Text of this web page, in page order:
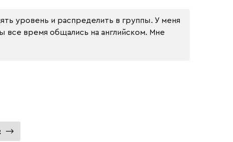
уровень и распределить в группы. У меня
все время общались на английском. Мне